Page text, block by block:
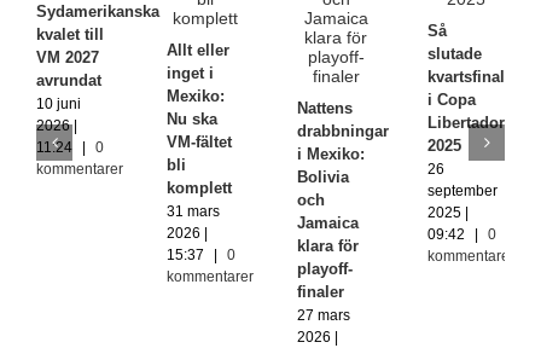
Sydamerikanska
kvalet till
VM 2027
avrundat
10 juni
2026 |
11:24
0
kommentarer
Allt eller
inget i
Mexiko:
Nu ska
VM-fältet
bli
komplett
31 mars
2026 |
15:37
0
kommentarer
Nattens
drabbningar
i Mexiko:
Bolivia
och
Jamaica
klara för
playoff-
finaler
27 mars
2026 |
Så
slutade
kvartsfinalerna
i Copa
Libertadores
2025
26
september
2025 |
09:42
0
kommentarer